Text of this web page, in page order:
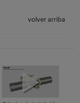
volver arriba